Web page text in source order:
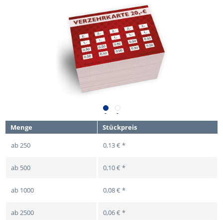
Menge
Stückpreis
ab250 0,13 € *
ab 500 0,10 € *
ab 1000 0,08 € *
ab2500 0,06 € *